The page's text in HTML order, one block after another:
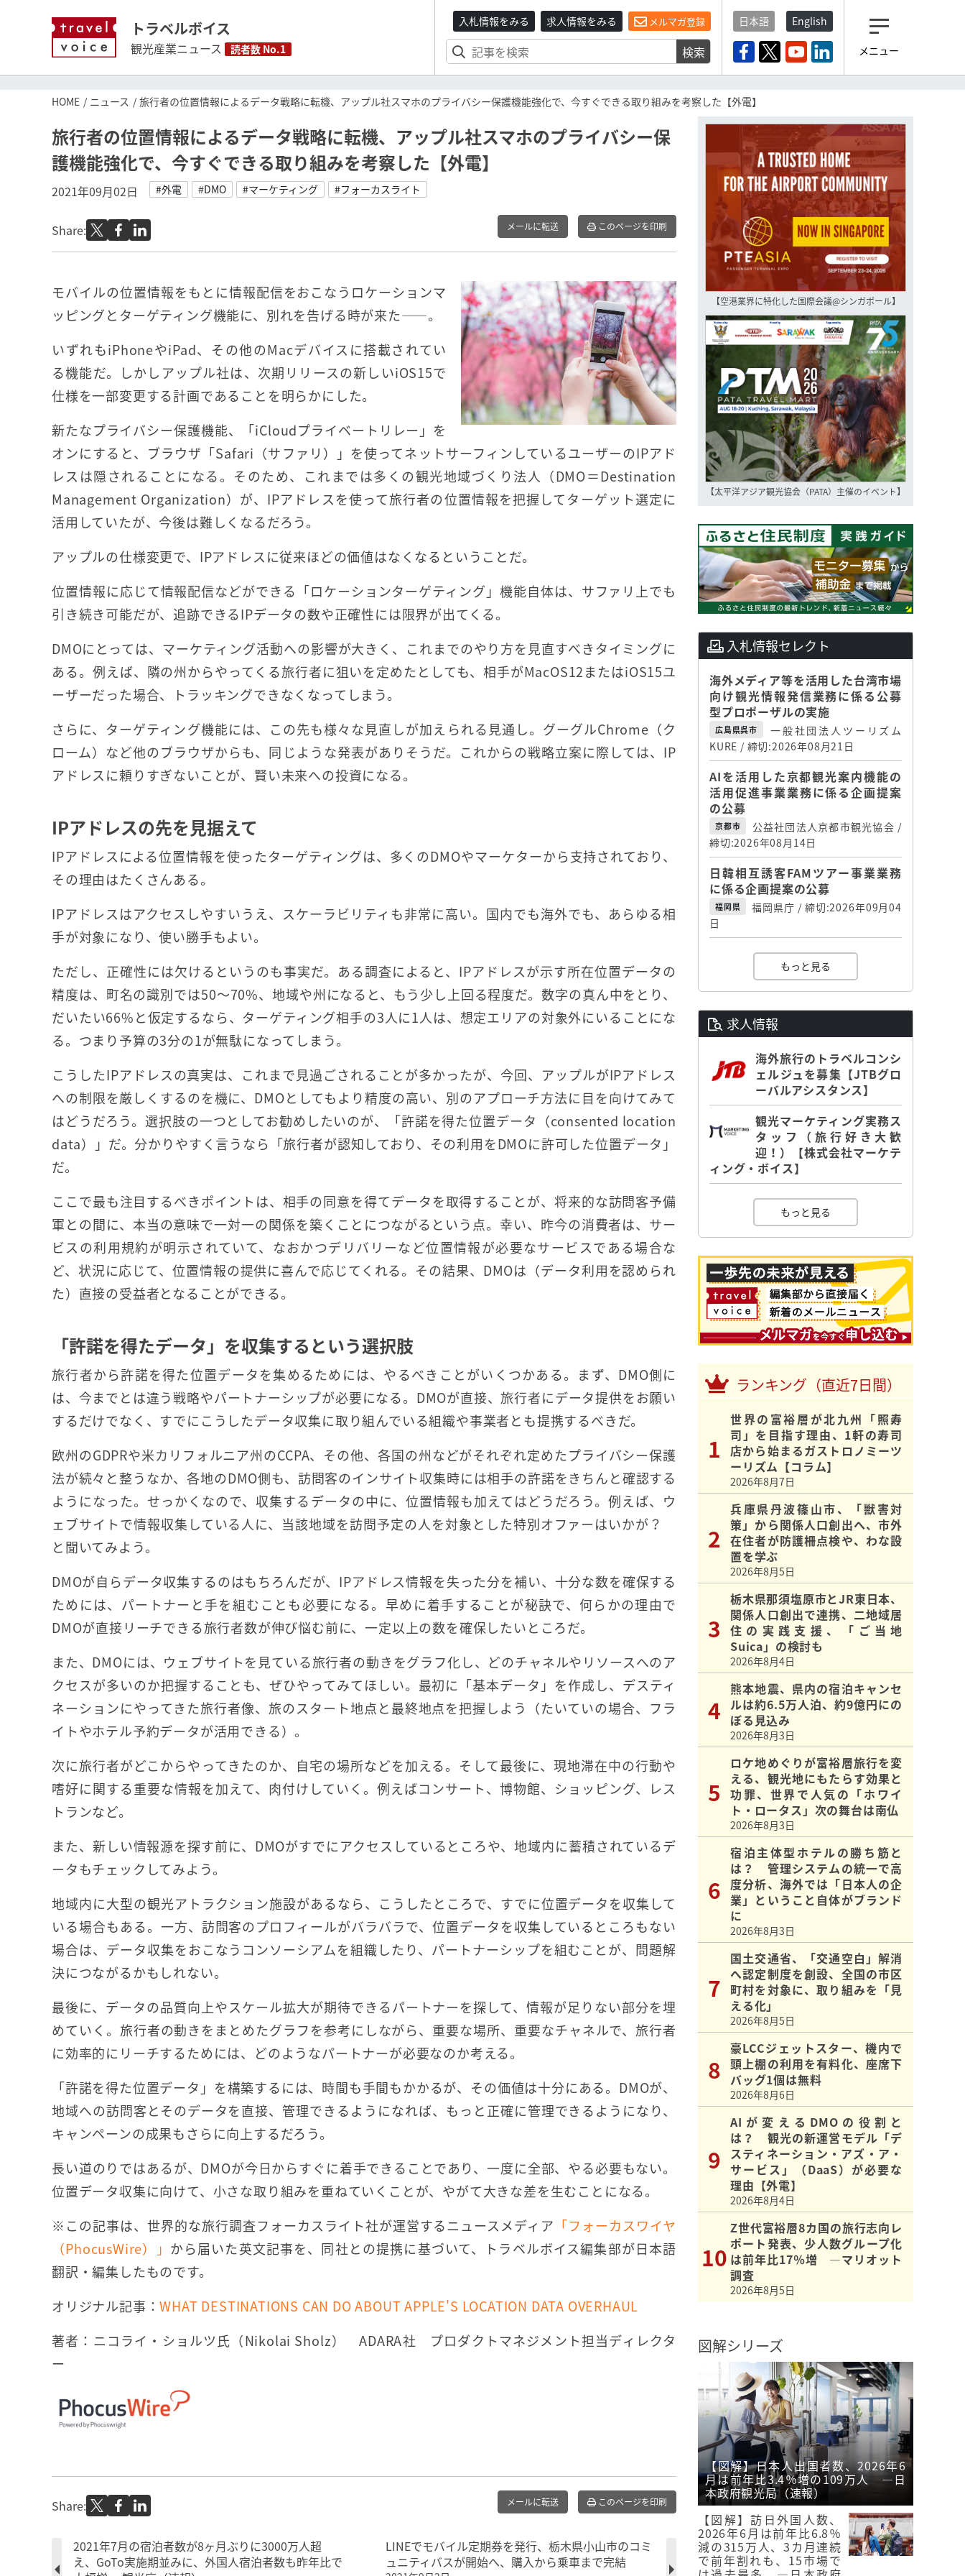
トラベルボイス
観光産業ニュース 読者数 No.1
入札情報をみる 求人情報をみる メルマガ登録
検索
日本語 English
メニュー
HOME ニュース 旅行者の位置情報によるデータ戦略に転機、アップル社スマホのプライバシー保護機能強化で、今すぐできる取り組みを考察した【外電】
旅行者の位置情報によるデータ戦略に転機、アップル社スマホのプライバシー保
護機能強化で、今すぐできる取り組みを考察した【外電】
2021年09月02日 #外電 #DMO #マーケティング #フォーカスライト
Share: メールに転送 このページを印刷
モバイルの位置情報をもとに情報配信をおこなうロケーションマ
ッピングとターゲティング機能に、別れを告げる時が来た――。
いずれもiPhoneやiPad、その他のMacデバイスに搭載されてい
る機能だ。しかしアップル社は、次期リリースの新しいiOS15で
仕様を一部変更する計画であることを明らかにした。
新たなプライバシー保護機能、「iCloudプライベートリレー」を
オンにすると、ブラウザ「Safari（サファリ）」を使ってネットサーフィンしているユーザーのIPアド
レスは隠されることになる。そのため、これまでは多くの観光地域づくり法人（DMO＝Destination
Management Organization）が、IPアドレスを使って旅行者の位置情報を把握してターゲット選定に
活用していたが、今後は難しくなるだろう。
アップルの仕様変更で、IPアドレスに従来ほどの価値はなくなるということだ。
位置情報に応じて情報配信などができる「ロケーションターゲティング」機能自体は、サファリ上でも
引き続き可能だが、追跡できるIPデータの数や正確性には限界が出てくる。
DMOにとっては、マーケティング活動への影響が大きく、これまでのやり方を見直すべきタイミングに
ある。例えば、隣の州からやってくる旅行者に狙いを定めたとしても、相手がMacOS12またはiOS15ユ
ーザーだった場合、トラッキングできなくなってしまう。
さらに、ターゲティング機能には、この先も様々な見直しが加えられる見通し。グーグルChrome（ク
ローム）など他のブラウザからも、同じような発表がありそうだ。これからの戦略立案に際しては、IP
アドレスに頼りすぎないことが、賢い未来への投資になる。
IPアドレスの先を見据えて
IPアドレスによる位置情報を使ったターゲティングは、多くのDMOやマーケターから支持されており、
その理由はたくさんある。
IPアドレスはアクセスしやすいうえ、スケーラビリティも非常に高い。国内でも海外でも、あらゆる相
手が対象になり、使い勝手もよい。
ただし、正確性には欠けるというのも事実だ。ある調査によると、IPアドレスが示す所在位置データの
精度は、町名の識別では50～70%、地域や州になると、もう少し上回る程度だ。数字の真ん中をとり、
だいたい66%と仮定するなら、ターゲティング相手の3人に1人は、想定エリアの対象外にいることにな
る。つまり予算の3分の1が無駄になってしまう。
こうしたIPアドレスの真実は、これまで見過ごされることが多かったが、今回、アップルがIPアドレス
への制限を厳しくするのを機に、DMOとしてもより精度の高い、別のアプローチ方法に目を向けてみて
はどうだろう。選択肢の一つとしてお勧めしたいのが、「許諾を得た位置データ（consented location
data）」だ。分かりやすく言うなら「旅行者が認知しており、その利用をDMOに許可した位置データ」
だ。
ここで最も注目するべきポイントは、相手の同意を得てデータを取得することが、将来的な訪問客予備
軍との間に、本当の意味で一対一の関係を築くことにつながるという点。幸い、昨今の消費者は、サー
ビスの利用規約が明示されていて、なおかつデリバリーなど位置情報が必要なサービスである場合な
ど、状況に応じて、位置情報の提供に喜んで応じてくれる。その結果、DMOは（データ利用を認められ
た）直接の受益者となることができる。
「許諾を得たデータ」を収集するという選択肢
旅行者から許諾を得た位置データを集めるためには、やるべきことがいくつかある。まず、DMO側に
は、今までとは違う戦略やパートナーシップが必要になる。DMOが直接、旅行者にデータ提供をお願い
するだけでなく、すでにこうしたデータ収集に取り組んでいる組織や事業者とも提携するべきだ。
欧州のGDPRや米カリフォルニア州のCCPA、その他、各国の州などがそれぞれ定めたプライバシー保護
法が続々と整うなか、各地のDMO側も、訪問客のインサイト収集時には相手の許諾をきちんと確認する
ようになった。せっかくなので、収集するデータの中に、位置情報も加えてはどうだろう。例えば、ウ
ェブサイトで情報収集している人に、当該地域を訪問予定の人を対象とした特別オファーはいかが？
と聞いてみよう。
DMOが自らデータ収集するのはもちろんだが、IPアドレス情報を失った分を補い、十分な数を確保する
ためには、パートナーと手を組むことも必要になる。早めに着手することが秘訣で、何らかの理由で
DMOが直接リーチできる旅行者数が伸び悩む前に、一定以上の数を確保したいところだ。
また、DMOには、ウェブサイトを見ている旅行者の動きをグラフ化し、どのチャネルやリソースへのア
クセスが多いのか把握することも、ぜひやってみてほしい。最初に「基本データ」を作成し、デスティ
ネーションにやってきた旅行者像、旅のスタート地点と最終地点を把握しよう（たいていの場合、フラ
イトやホテル予約データが活用できる）。
次に旅行者がどこからやってきたのか、自宅の場所などを加える。そして最後に、現地滞在中の行動や
嗜好に関する重要な情報を加えて、肉付けしていく。例えばコンサート、博物館、ショッピング、レス
トランなど。
また、新しい情報源を探す前に、DMOがすでにアクセスしているところや、地域内に蓄積されているデ
ータもチェックしてみよう。
地域内に大型の観光アトラクション施設があるなら、こうしたところで、すでに位置データを収集して
いる場合もある。一方、訪問客のプロフィールがバラバラで、位置データを収集しているところもない
場合は、データ収集をおこなうコンソーシアムを組織したり、パートナーシップを組むことが、問題解
決につながるかもしれない。
最後に、データの品質向上やスケール拡大が期待できるパートナーを探して、情報が足りない部分を埋
めていく。旅行者の動きをまとめたグラフを参考にしながら、重要な場所、重要なチャネルで、旅行者
に効率的にリーチするためには、どのようなパートナーが必要なのか考える。
「許諾を得た位置データ」を構築するには、時間も手間もかかるが、その価値は十分にある。DMOが、
地域への訪問客とそのデータを直接、管理できるようになれば、もっと正確に管理できるようになり、
キャンペーンの成果もさらに向上するだろう。
長い道のりではあるが、DMOが今日からすぐに着手できることであり、一度に全部、やる必要もない。
位置データ収集に向けて、小さな取り組みを重ねていくことが、やがて大きな差を生むことになる。
※この記事は、世界的な旅行調査フォーカスライト社が運営するニュースメディア 「フォーカスワイヤ
（PhocusWire）」 から届いた英文記事を、同社との提携に基づいて、トラベルボイス編集部が日本語
翻訳・編集したものです。
オリジナル記事：WHAT DESTINATIONS CAN DO ABOUT APPLE'S LOCATION DATA OVERHAUL
著者：ニコライ・ショルツ氏（Nikolai Sholz） ADARA社 プロダクトマネジメント担当ディレクタ
ー
Share: メールに転送 このページを印刷
2021年7月の宿泊者数が8ヶ月ぶりに3000万人超
え、GoTo実施期並みに、外国人宿泊者数も昨年比で
LINEでモバイル定期券を発行、栃木県小山市のコミ
ュニティバスが開始へ、購入から乗車まで完結
【空港業界に特化した国際会議@シンガポール】
【太平洋アジア観光協会（PATA）主催のイベント】
入札情報セレクト
海外メディア等を活用した台湾市場
向け観光情報発信業務に係る公募
型プロポーザルの実施
広島県呉市
一般社団法人ツーリズム
KURE / 締切:2026年08月21日
AIを活用した京都観光案内機能の
活用促進事業業務に係る企画提案
の公募
京都市
公益社団法人京都市観光協会 /
締切:2026年08月14日
日韓相互誘客FAMツアー事業業務
に係る企画提案の公募
福岡県
福岡県庁 / 締切:2026年09月04
日
もっと見る
求人情報
海外旅行のトラベルコンシ
ェルジュを募集【JTBグロ
ーバルアシスタンス】
観光マーケティング実務ス
タッフ（旅行好き大歓
迎！）【株式会社マーケテ
ィング・ボイス】
もっと見る
ランキング（直近7日間）
世界の富裕層が北九州「照寿
司」を目指す理由、1軒の寿司
店から始まるガストロノミーツ
ーリズム【コラム】
2026年8月7日
兵庫県丹波篠山市、「獣害対
策」から関係人口創出へ、市外
在住者が防護柵点検や、わな設
置を学ぶ
2026年8月5日
栃木県那須塩原市とJR東日本、
関係人口創出で連携、二地域居
住の実践支援、「ご当地
Suica」の検討も
2026年8月4日
熊本地震、県内の宿泊キャンセ
ルは約6.5万人泊、約9億円にの
ぼる見込み
2026年8月3日
ロケ地めぐりが富裕層旅行を変
える、観光地にもたらす効果と
功罪、世界で人気の「ホワイ
ト・ロータス」次の舞台は南仏
2026年8月3日
宿泊主体型ホテルの勝ち筋と
は？ 管理システムの統一で高
度分析、海外では「日本人の企
業」ということ自体がブランド
に
2026年8月3日
国土交通省、「交通空白」解消
へ認定制度を創設、全国の市区
町村を対象に、取り組みを「見
える化」
2026年8月5日
豪LCCジェットスター、機内で
頭上棚の利用を有料化、座席下
バッグ1個は無料
2026年8月6日
AIが変えるDMOの役割と
は？ 観光の新運営モデル「デ
スティネーション・アズ・ア・
サービス」（DaaS）が必要な
理由【外電】
2026年8月4日
Z世代富裕層8カ国の旅行志向レ
ポート発表、少人数グループ化
は前年比17％増 ―マリオット
調査
2026年8月5日
図解シリーズ
【図解】日本人出国者数、2026年6
月は前年比3.4％増の109万人 ―日
本政府観光局（速報）
【図解】訪日外国人数、
2026年6月は前年比6.8％
減の315万人、3カ月連続
で前年割れも、15市場で
観光産業ニュース「トラベ
登録済みですよね？
もし未だ登録していないなら…
いますぐ登録する